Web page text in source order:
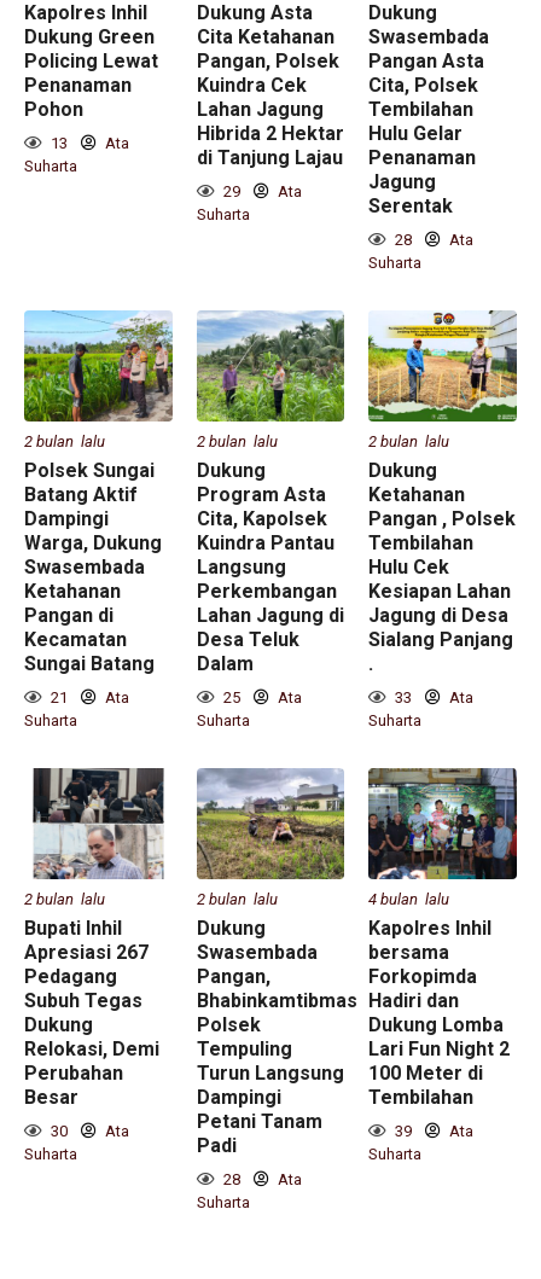
Kapolres Inhil
Dukung Green
Policing Lewat
Penanaman
Pohon
13
Ata
Suharta
Dukung Asta
Cita Ketahanan
Pangan, Polsek
Kuindra Cek
Lahan Jagung
Hibrida 2 Hektar
di Tanjung Lajau
29
Ata
Suharta
Dukung
Swasembada
Pangan Asta
Cita, Polsek
Tembilahan
Hulu Gelar
Penanaman
Jagung
Serentak
28
Ata
Suharta
2 bulan lalu
Polsek Sungai
Batang Aktif
Dampingi
Warga, Dukung
Swasembada
Ketahanan
Pangan di
Kecamatan
Sungai Batang
21
Ata
Suharta
2 bulan lalu
Dukung
Program Asta
Cita, Kapolsek
Kuindra Pantau
Langsung
Perkembangan
Lahan Jagung di
Desa Teluk
Dalam
25
Ata
Suharta
2 bulan lalu
Dukung
Ketahanan
Pangan , Polsek
Tembilahan
Hulu Cek
Kesiapan Lahan
Jagung di Desa
Sialang Panjang
.
33
Ata
Suharta
2 bulan lalu
Bupati Inhil
Apresiasi 267
Pedagang
Subuh Tegas
Dukung
Relokasi, Demi
Perubahan
Besar
30
Ata
Suharta
2 bulan lalu
Dukung
Swasembada
Pangan,
Bhabinkamtibmas
Polsek
Tempuling
Turun Langsung
Dampingi
Petani Tanam
Padi
28
Ata
Suharta
4 bulan lalu
Kapolres Inhil
bersama
Forkopimda
Hadiri dan
Dukung Lomba
Lari Fun Night 2
100 Meter di
Tembilahan
39
Ata
Suharta